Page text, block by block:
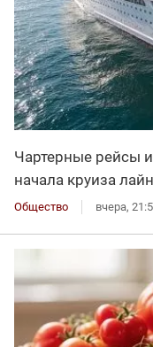
Чартерные рейсы
начала круиза
Общество вчера,